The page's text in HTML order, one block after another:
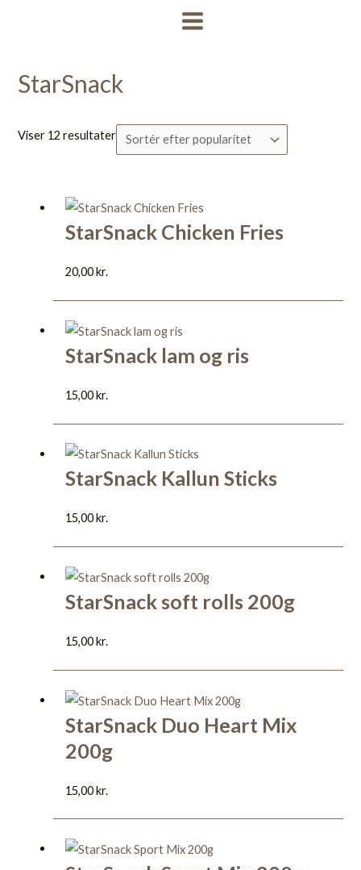
MAIN
StarSnack
Viser 12 resultater
StarSnack Chicken Fries
20,00kr.
StarSnack lam og ris
15,00kr.
StarSnack Kallun Sticks
15,00 kr.
StarSnack soft rolls 200g
15,00kr.
StarSnack Duo Heart Mix
200g
15,00kr.